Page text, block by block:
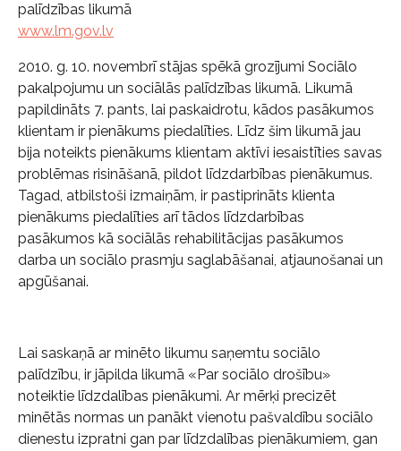
palīdzības likumā
www.lm.gov.lv
2010. g. 10. novembrī stājas spēkā grozījumi Sociālo
pakalpojumu un sociālās palīdzības likumā. Likumā
papildināts 7. pants, lai paskaidrotu, kādos pasākumos
klientam ir pienākums piedalīties. Līdz šim likumā jau
bija noteikts pienākums klientam aktīvi iesaistīties savas
problēmas risināšanā, pildot līdzdarbības pienākumus.
Tagad, atbilstoši izmaiņām, ir pastiprināts klienta
pienākums piedalīties arī tādos līdzdarbības
pasākumos kā sociālās rehabilitācijas pasākumos
darba un sociālo prasmju saglabāšanai, atjaunošanai un
apgūšanai.
Lai saskaņā ar minēto likumu saņemtu sociālo
palīdzību, ir jāpilda likumā «Par sociālo drošību»
noteiktie līdzdalības pienākumi. Ar mērķi precizēt
minētās normas un panākt vienotu pašvaldību sociālo
dienestu izpratni gan par līdzdalības pienākumiem, gan